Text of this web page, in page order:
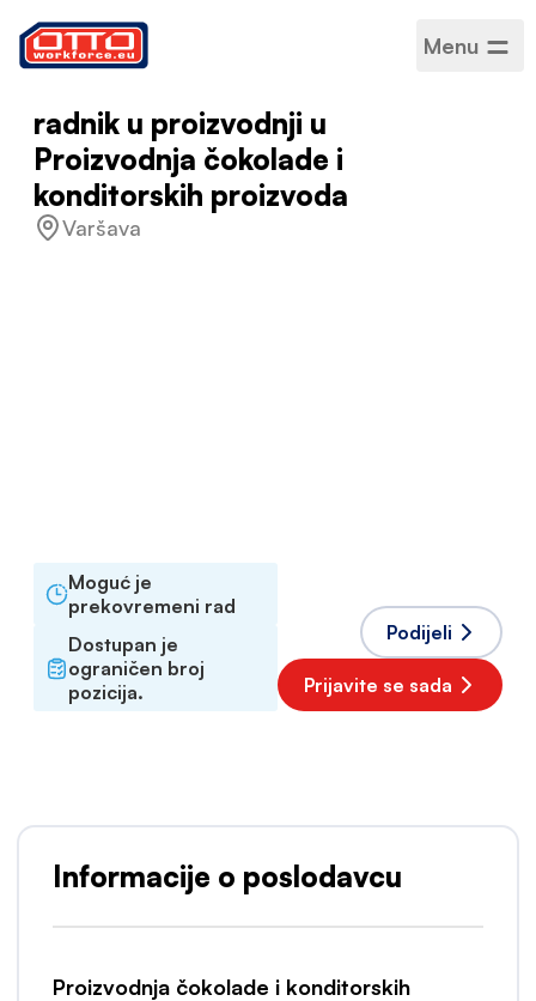
Menu
radnik u proizvodnji u
Proizvodnja čokolade i
konditorskih proizvoda
Varšava
Moguć je
prekovremeni rad
Dostupan je
ograničen broj
pozicija.
Podijeli
Prijavite se sada
Informacije o poslodavcu
Proizvodnja čokolade i konditorskih